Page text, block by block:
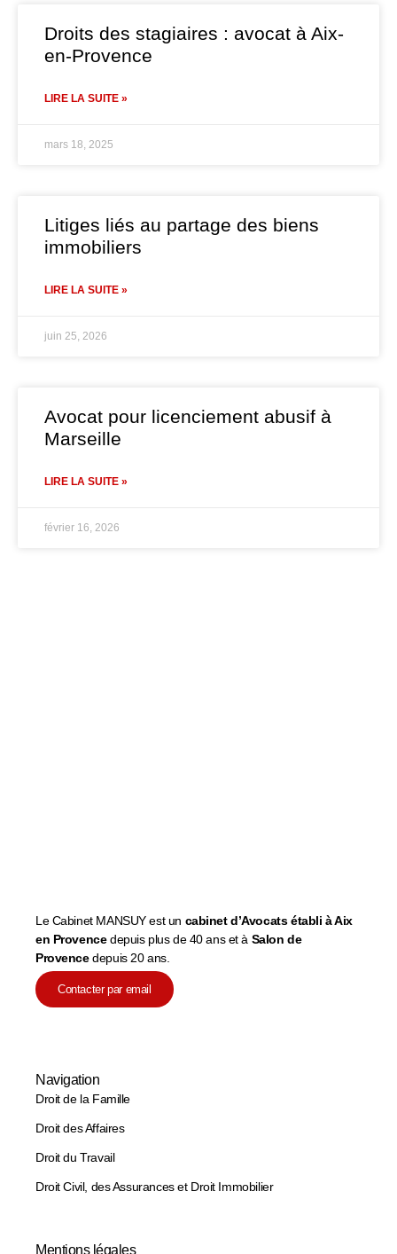
Droits des stagiaires : avocat à Aix-
en-Provence
LIRE LA SUITE »
mars 18, 2025
Litiges liés au partage des biens
immobiliers
LIRE LA SUITE »
juin 25, 2026
Avocat pour licenciement abusif à
Marseille
LIRE LA SUITE »
février 16, 2026
Le Cabinet MANSUY est un cabinet d’Avocats établi à Aix
en Provencedepuis plus de 40 ans et à Salon de
Provencedepuis 20 ans.
Contacter par email
Navigation
Droit de la Famille
Droit des Affaires
Droit du Travail
Droit Civil, des Assurances et Droit Immobilier
Mentions légales